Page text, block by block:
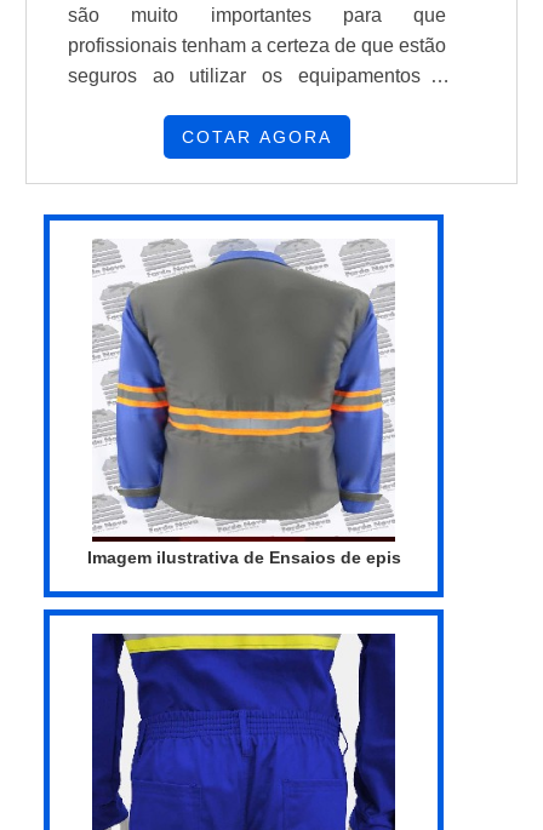
são muito importantes para que
profissionais tenham a certeza de que estão
seguros ao utilizar os equipamentos e
instalações elétricas energizadas da
obrigatório para diversos setores
industriais. No entanto, mais do que adquirir
o produto em empresas qualificadas, é
necessário realizar inspeçõ...
COTAR AGORA
Imagem ilustrativa de Ensaios de epis